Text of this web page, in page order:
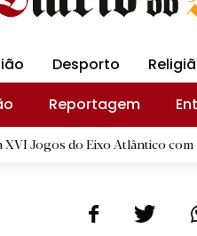
Desporto
Reportagem
Atlântico com mais de dois